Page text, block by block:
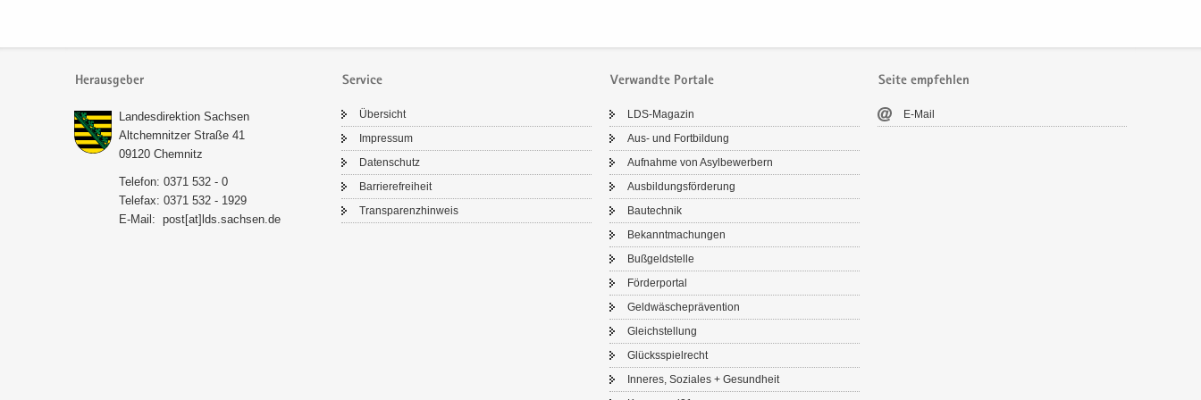
Herausgeber
Lan­des­di­rek­ti­on Sach­sen
Alt­chem­nit­zer Stra­ße 41
09120 Chem­nitz
Te­le­fon: 0371 532 - 0
Te­le­fax: 0371 532 - 1929
E-​Mail: post[at]lds.sach­sen.de
Service
Über­sicht
Im­pres­sum
Da­ten­schutz
Bar­rie­re­frei­heit
Trans­pa­renz­hin­weis
Verwandte Portale
LDS-​Magazin
Aus- und Fort­bil­dung
Auf­nah­me von Asyl­be­wer­bern
Aus­bil­dungs­för­de­rung
Bau­tech­nik
Be­kannt­ma­chun­gen
Buß­geld­stel­le
För­der­por­tal
Geld­wä­sche­prä­ven­ti­on
Gleich­stel­lung
Glücks­spiel­recht
In­ne­res, So­zia­les + Ge­sund­heit
Seite empfehlen
E-​Mail